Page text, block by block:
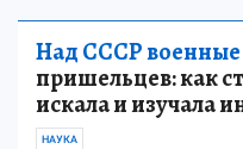
Над СССР военные
пришельцев: как
искала и изучала
НАУКА